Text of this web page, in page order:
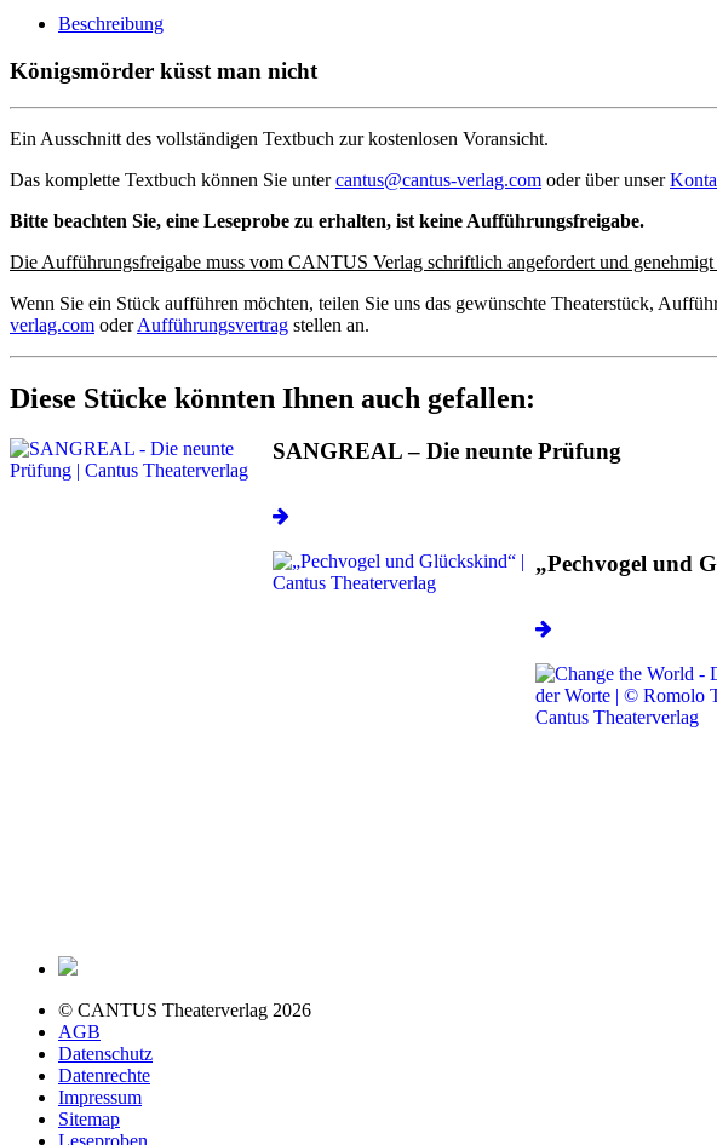
Beschreibung
Königsmörder küsst man nicht
Ein Ausschnitt des vollständigen Textbuch zur kostenlosen Voransicht.
Das komplette Textbuch können Sie untercantus@cantus-verlag.com oder über unser
Bitte beachten Sie, eine Leseprobe zu erhalten, ist keine Aufführungsfreigabe.
Die Aufführungsfreigabe muss vom CANTUS Verlag schriftlich angefordert und genehmigt
Wenn Sie ein Stück aufführen möchten, teilen Sie uns das gewünschte Theaterstück,
verlag.com oderAufführungsvertrag stellen an.
Diese Stücke könnten Ihnen auch gefallen:
SANGREAL – Die neunte Prüfung
„Pechvogel und
© CANTUS Theaterverlag 2026
AGB
Datenschutz
Datenrechte
Impressum
Sitemap